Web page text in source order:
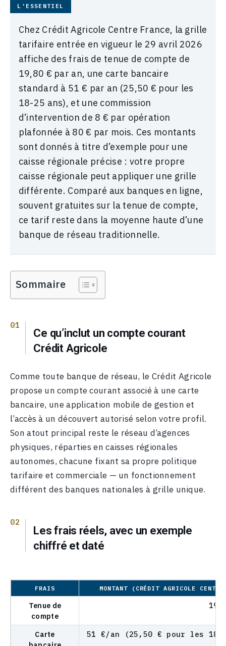
Chez Crédit Agricole Centre France, la grille
tarifaire entrée en vigueur le 29 avril 2026
affiche des frais de tenue de compte de
19,80 € par an, une carte bancaire
standard à 51 € par an (25,50 € pour les
18-25 ans), et une commission
d’intervention de 8 € par opération
plafonnée à 80 € par mois. Ces montants
sont donnés à titre d’exemple pour une
caisse régionale précise : votre propre
caisse régionale peut appliquer une grille
différente. Comparé aux banques en ligne,
souvent gratuites sur la tenue de compte,
ce tarif reste dans la moyenne haute d’une
banque de réseau traditionnelle.
Sommaire
Ce qu’inclut un compte courant
Crédit Agricole
Comme toute banque de réseau, le Crédit Agricole
propose un compte courant associé à une carte
bancaire, une application mobile de gestion et
l’accès à un découvert autorisé selon votre profil.
Son atout principal reste le réseau d’agences
physiques, réparties en caisses régionales
autonomes, chacune fixant sa propre politique
tarifaire et commerciale — un fonctionnement
différent des banques nationales à grille unique.
Les frais réels, avec un exemple
chiffré et daté
FRAIS MONTANT (CRÉDIT AGRICOLE
Tenue de
compte
Carte
51 €/an (25,50 € pour les 18-